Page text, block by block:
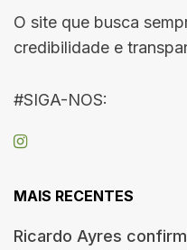
O site que busca
credibilidade e
#SIGA-NOS:
MAIS RECENTES
Ricardo Ayres